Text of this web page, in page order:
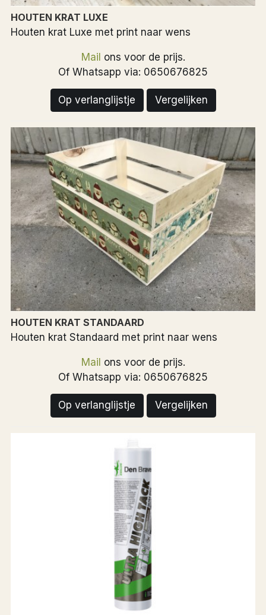
HOUTEN KRAT LUXE
Houten krat Luxe met print naar wens
Mail ons voor de prijs.
Of Whatsapp via: 0650676825
Op verlanglijstje Vergelijken
HOUTEN KRAT STANDAARD
Houten krat Standaard met print naar wens
Mail ons voor de prijs.
Of Whatsapp via: 0650676825
Op verlanglijstje Vergelijken